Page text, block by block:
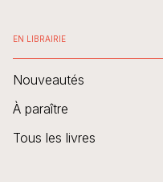
EN LIBRAIRIE
Nouveautés
À paraître
Tous les livres